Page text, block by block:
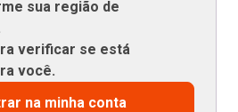
sua região de
verificar se está
você.
na minha conta